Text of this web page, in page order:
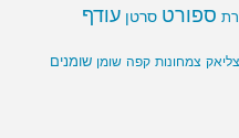
ספורט סרטן עודף
צליאק צמחונות קפה שומן שומנים